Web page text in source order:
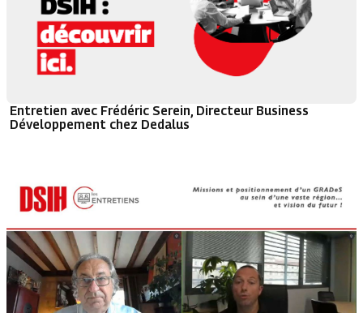
Entretien avec Frédéric Serein, Directeur Business
Développement chez Dedalus